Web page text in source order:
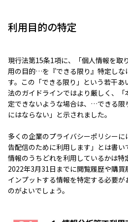
利用目的の特定
現行法第15条1項に、「個人情報を取
用の目的…を『できる限り』特定しな
す。この「できる限り」という若干
法のガイドラインではより厳しく、
定できないような場合は、…できる限
にはならない」と示されました。
多くの企業のプライバシーポリシー
告配信のために利用します」とは書い
情報のうちどれを利用しているかは
2022年3月31日までに閲覧履歴や購
インプットする情報を特定する必要が
のがよいでしょう。